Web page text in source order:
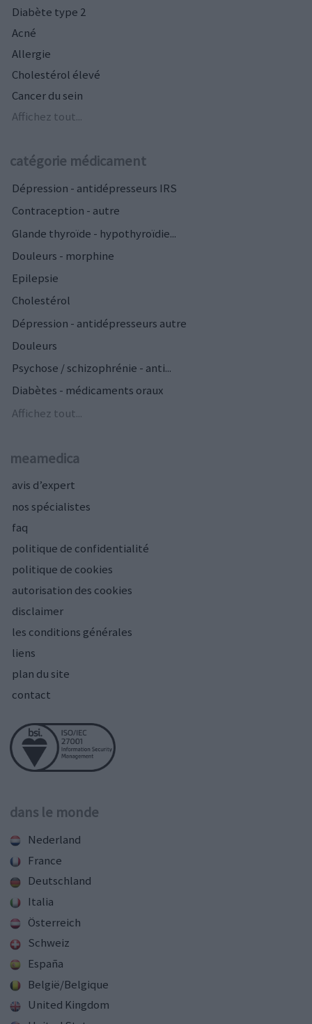
Diabète type 2
Acné
Allergie
Cholestérol élevé
Cancer du sein
Affichez tout...
catégorie médicament
Dépression - antidépresseurs IRS
Contraception - autre
Glande thyroïde - hypothyroïdie...
Douleurs - morphine
Epilepsie
Cholestérol
Dépression - antidépresseurs autre
Douleurs
Psychose / schizophrénie - anti...
Diabètes - médicaments oraux
Affichez tout...
meamedica
avis d’expert
nos spécialistes
faq
politique de confidentialité
politique de cookies
autorisation des cookies
disclaimer
les conditions générales
liens
plan du site
contact
dans le monde
Nederland
France
Deutschland
Italia
Österreich
Schweiz
España
België/Belgique
United Kingdom